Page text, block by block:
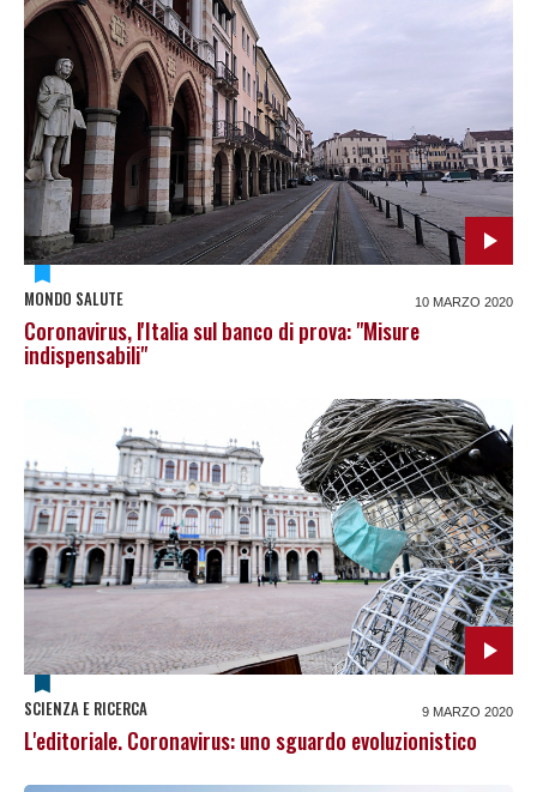
MONDO SALUTE 10 MARZO 2020
Coronavirus, l'Italia sul banco di prova: "Misure
indispensabili"
SCIENZA E RICERCA 9 MARZO 2020
L'editoriale. Coronavirus: uno sguardo evoluzionistico